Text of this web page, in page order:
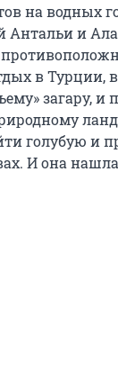
на водных
Антальи и
в Турции, в
загару, и
голубую и
И она